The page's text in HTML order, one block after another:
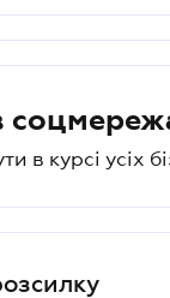
в курсі усіх